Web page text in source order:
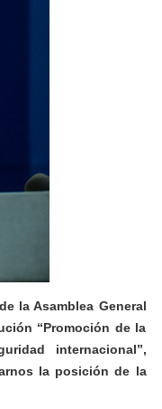
la Asamblea General
“Promoción de la
internacional”,
la posición de la